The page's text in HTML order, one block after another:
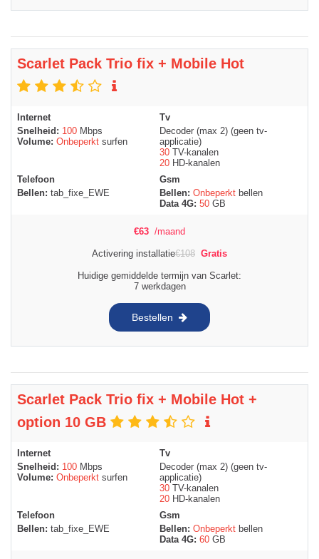
Scarlet Pack Trio fix + Mobile Hot
Internet
Snelheid: 100 Mbps
Volume: Onbeperkt surfen
Tv
Decoder (max 2) (geen tv-
applicatie)
30 TV-kanalen
20 HD-kanalen
Telefoon
Bellen: tab_fixe_EWE
Gsm
Bellen: Onbeperkt bellen
Data 4G: 50 GB
€63 /maand
Activering installatie€108 Gratis
Huidige gemiddelde termijn van Scarlet:
7 werkdagen
Bestellen
Scarlet Pack Trio fix + Mobile Hot +
option 10 GB
Internet
Snelheid: 100 Mbps
Volume: Onbeperkt surfen
Tv
Decoder (max 2) (geen tv-
applicatie)
30 TV-kanalen
20 HD-kanalen
Telefoon
Bellen: tab_fixe_EWE
Gsm
Bellen: Onbeperkt bellen
Data 4G: 60 GB